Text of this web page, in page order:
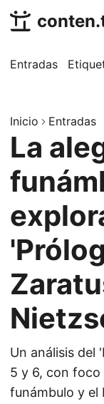
Entradas
Inicio Entradas
La
Un análisis del
5 y 6, con foco
funámbulo y el